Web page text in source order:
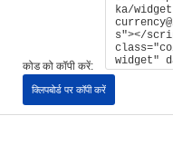
कोड को कॉपी करें:
क्लिपबोर्ड पर कॉपी करें